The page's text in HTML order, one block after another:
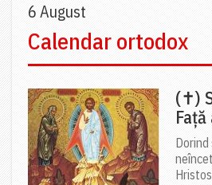
6 August
Calendar ortodox
(✝)
Dorind